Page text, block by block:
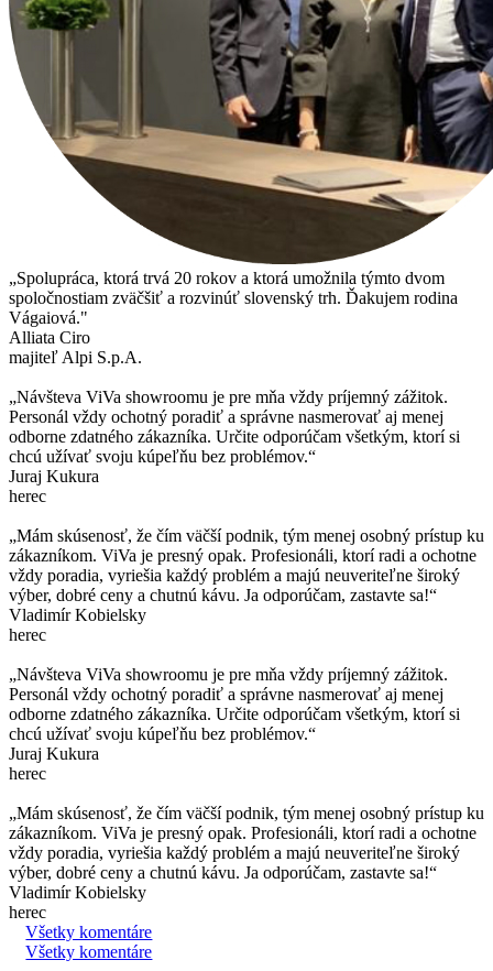
„Spolupráca, ktorá trvá 20 rokov a ktorá umožnila týmto dvom
spoločnostiam zväčšiť a rozvinúť slovenský trh. Ďakujem rodina
Vágaiová."
Alliata Ciro
majiteľ Alpi S.p.A.
„Návšteva ViVa showroomu je pre mňa vždy príjemný zážitok.
Personál vždy ochotný poradiť a správne nasmerovať aj menej
odborne zdatného zákazníka. Určite odporúčam všetkým, ktorí si
chcú užívať svoju kúpeľňu bez problémov.“
Juraj Kukura
herec
„Mám skúsenosť, že čím väčší podnik, tým menej osobný prístup ku
zákazníkom. ViVa je presný opak. Profesionáli, ktorí radi a ochotne
vždy poradia, vyriešia každý problém a majú neuveriteľne široký
výber, dobré ceny a chutnú kávu. Ja odporúčam, zastavte sa!“
Vladimír Kobielsky
herec
„Návšteva ViVa showroomu je pre mňa vždy príjemný zážitok.
Personál vždy ochotný poradiť a správne nasmerovať aj menej
odborne zdatného zákazníka. Určite odporúčam všetkým, ktorí si
chcú užívať svoju kúpeľňu bez problémov.“
Juraj Kukura
herec
„Mám skúsenosť, že čím väčší podnik, tým menej osobný prístup ku
zákazníkom. ViVa je presný opak. Profesionáli, ktorí radi a ochotne
vždy poradia, vyriešia každý problém a majú neuveriteľne široký
výber, dobré ceny a chutnú kávu. Ja odporúčam, zastavte sa!“
Vladimír Kobielsky
herec
Všetky komentáre
Všetky komentáre